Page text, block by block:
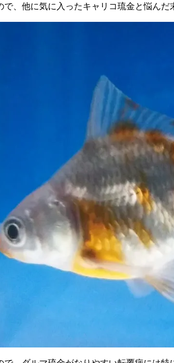
、他に気に入ったキャリコ琉金と悩んだ